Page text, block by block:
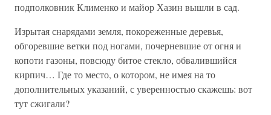
подполковник Клименко и майор Хазин вышли в сад.
Изрытая снарядами земля, покореженные деревья,
обгоревшие ветки под ногами, почерневшие от огня и
копоти газоны, повсюду битое стекло, обвалившийся
кирпич… Где то место, о котором, не имея на то
дополнительных указаний, с уверенностью скажешь: вот
тут сжигали?